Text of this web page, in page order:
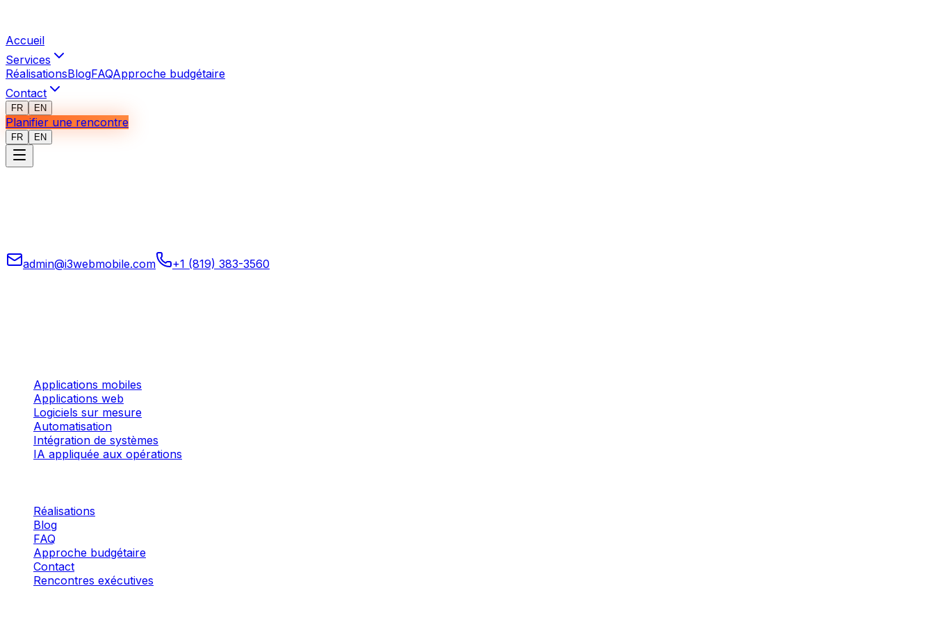
Accueil
Services
RéalisationsBlogFAQApproche budgétaire
Contact
FR EN
Planifier une rencontre
FR EN
admin@i3webmobile.com
+1 (819) 383-3560
Applications mobiles
Applications web
Logiciels sur mesure
Automatisation
Intégration de systèmes
IA appliquée aux opérations
Réalisations
Blog
FAQ
Approche budgétaire
Contact
Rencontres exécutives